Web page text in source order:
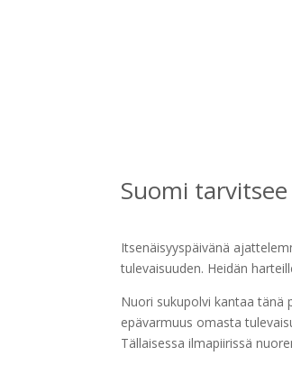
Suomi
Itsenäisyyspäivänä
tulevaisuuden. Heidän
Nuori sukupolvi kantaa tänä
epävarmuus omasta
Tällaisessa ilmapiirissä